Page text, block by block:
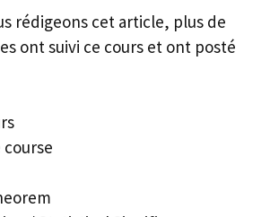
rédigeons cet article, plus de
ont suivi ce cours et ont posté